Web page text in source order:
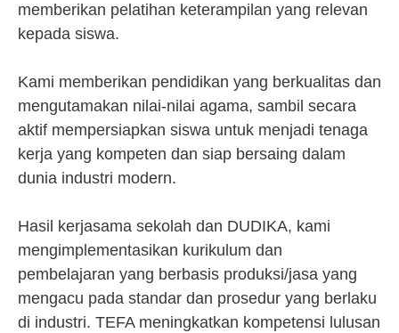
memberikan pelatihan keterampilan yang relevan
kepada siswa.
Kami memberikan pendidikan yang berkualitas dan
mengutamakan nilai-nilai agama, sambil secara
aktif mempersiapkan siswa untuk menjadi tenaga
kerja yang kompeten dan siap bersaing dalam
dunia industri modern.
Hasil kerjasama sekolah dan DUDIKA, kami
mengimplementasikan kurikulum dan
pembelajaran yang berbasis produksi/jasa yang
mengacu pada standar dan prosedur yang berlaku
di industri. TEFA meningkatkan kompetensi lulusan